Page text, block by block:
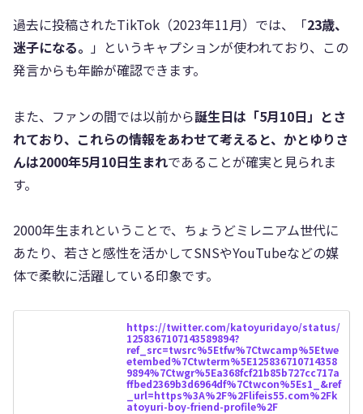
過去に投稿されたTikTok（2023年11月）では、「23歳、
迷子になる。 」というキャプションが使われており、この
発言からも年齢が確認できます。
また、ファンの間では以前から誕生日は「5月10日」とさ
れており、これらの情報をあわせて考えると、かとゆりさ
んは2000年5月10日生まれであることが確実と見られま
す。
2000年生まれということで、ちょうどミレニアム世代に
あたり、若さと感性を活かしてSNSやYouTubeなどの媒
体で柔軟に活躍している印象です。
https://twitter.com/katoyuridayo/status/
1258367107143589894?
ref_src=twsrc%5Etfw%7Ctwcamp%5Etwe
etembed%7Ctwterm%5E125836710714358
9894%7Ctwgr%5Ea368fcf21b85b727cc717a
ffbed2369b3d6964df%7Ctwcon%5Es1_&ref
_url=https%3A%2F%2Flifeis55.com%2Fk
atoyuri-boy-friend-profile%2F